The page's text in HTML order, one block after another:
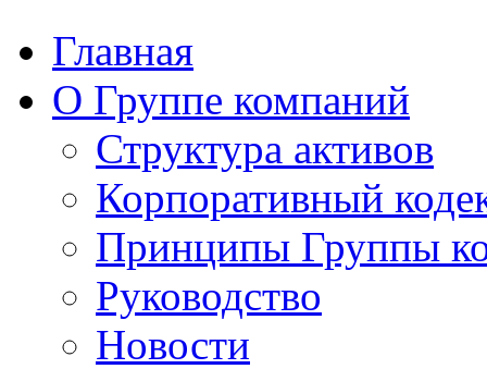
Главная
О Группе компаний
Структура активов
Корпоративный
Принципы Группы
Руководство
Новости